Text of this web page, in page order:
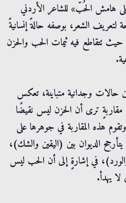
هامش الحُبّ» للشاعر الأردني
الشعر، بوصفه حالةً إنسانيةً
حيث تتقاطع فيه ثيمات الحب والحزن
حالات وجدانية متباينة، تعكس
مقاربةٍ ترى أن الحزن ليس نقيضًا
هذه المقاربة في جوهرها على
الديوان بين (اليقين والشك)،
في إشارةٍ إلى أن الحب ليس
يهدأ.